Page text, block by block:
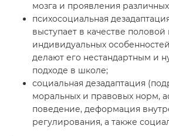
мозга и проявления
психосоциальная
выступает в качестве половой
индивидуальных
делают его нестандартным и
подходе в школе;
социальная дезадаптация
моральных и правовых норм,
поведение, деформация
регулирования, а также